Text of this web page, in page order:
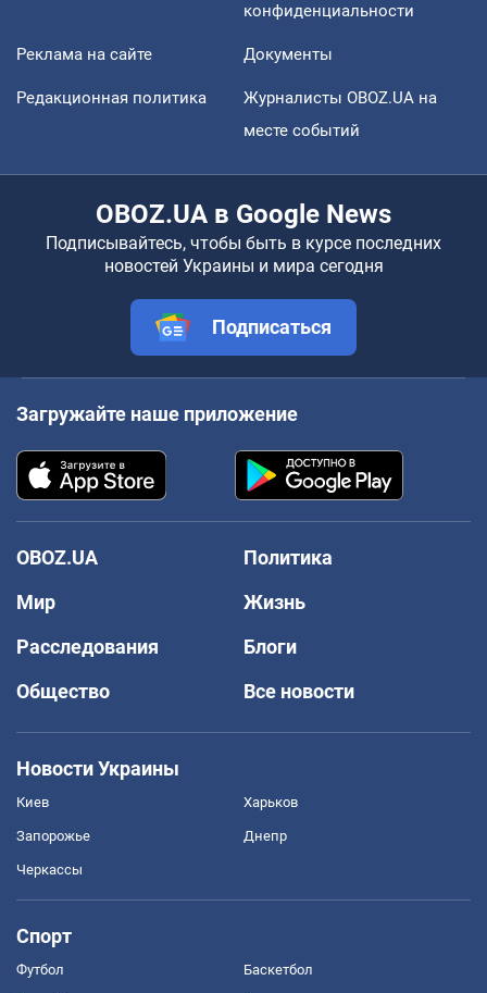
конфиденциальности
Реклама на сайте Документы
Редакционная политика
Журналисты OBOZ.UA на
месте событий
OBOZ.UA в Google News
Подписывайтесь, чтобы быть в курсе последних
новостей Украины и мира сегодня
Подписаться
Загружайте наше приложение
OBOZ.UA
Политика
Мир
Жизнь
Расследования
Блоги
Общество
Все новости
Новости Украины
Киев Харьков
Запорожье Днепр
Черкассы
Спорт
Футбол Баскетбол